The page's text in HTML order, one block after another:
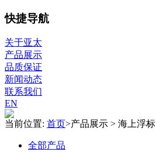
快捷导航
关于亚太
产品展示
品质保证
新闻动态
联系我们
EN
当前位置: 首页>产品展示 > 海上浮标
全部产品